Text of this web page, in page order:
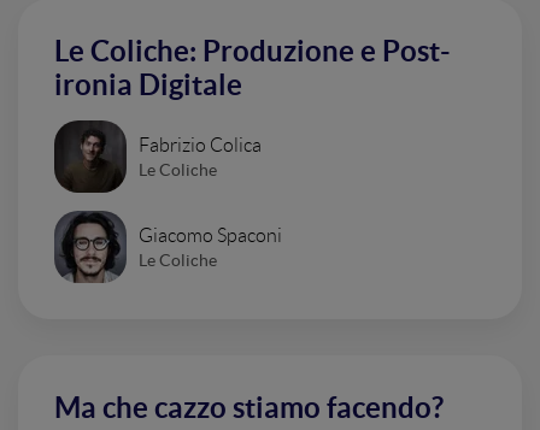
Le Coliche: Produzione e Post-
ironia Digitale
Fabrizio Colica
Le Coliche
Giacomo Spaconi
Le Coliche
Ma che cazzo stiamo facendo?